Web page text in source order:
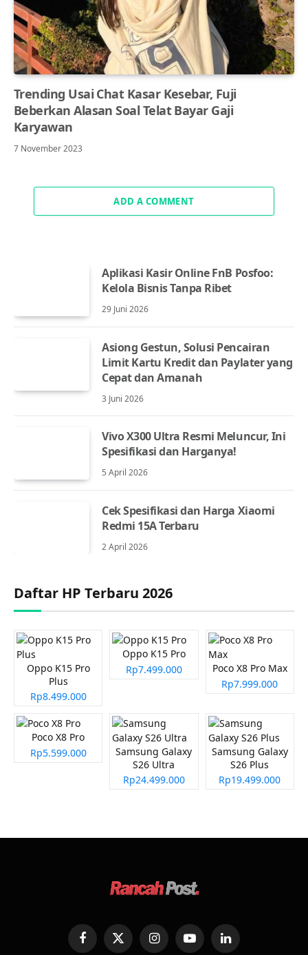
Trending Usai Chat Kasar Kesebar, Fuji
Beberkan Alasan Soal Telat Bayar Gaji
Karyawan
7 November 2023
ADD A COMMENT
Aplikasi Kasir Online FnB Posfoo:
Kelola Bisnis Tanpa Ribet
29 Juni 2026
Asiong Gestun, Solusi Pencairan
Limit Kartu Kredit dan Paylater yang
Cepat dan Amanah
3 Juni 2026
Vivo X300 Ultra Resmi Meluncur, Ini
Spesifikasi dan Harganya!
5 April 2026
Cek Spesifikasi dan Harga Xiaomi
Redmi 15A Terbaru
2 April 2026
Daftar HP Terbaru 2026
Oppo K15 Pro
Plus
Rp8.499.000
Oppo K15 Pro
Rp7.499.000
Poco X8 Pro Max
Rp7.999.000
Poco X8 Pro
Rp5.599.000
Samsung Galaxy
S26 Ultra
Rp24.499.000
Samsung Galaxy
S26 Plus
Rp19.499.000
FacebookX
InstagramYouTubeLinkedIn